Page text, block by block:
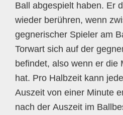
Ball abgespielt haben. Er
wieder berühren, wenn
gegnerischer Spieler am
Torwart sich auf der
befindet, also wenn er die
hat. Pro Halbzeit kann
Auszeit von einer Minute
nach der Auszeit im